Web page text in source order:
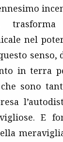
nel
in terra
sono
E